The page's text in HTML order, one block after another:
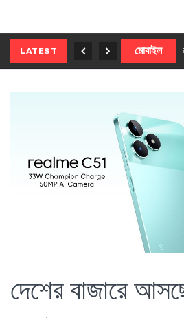
LATEST মোবাইল
দেশের বাজারে